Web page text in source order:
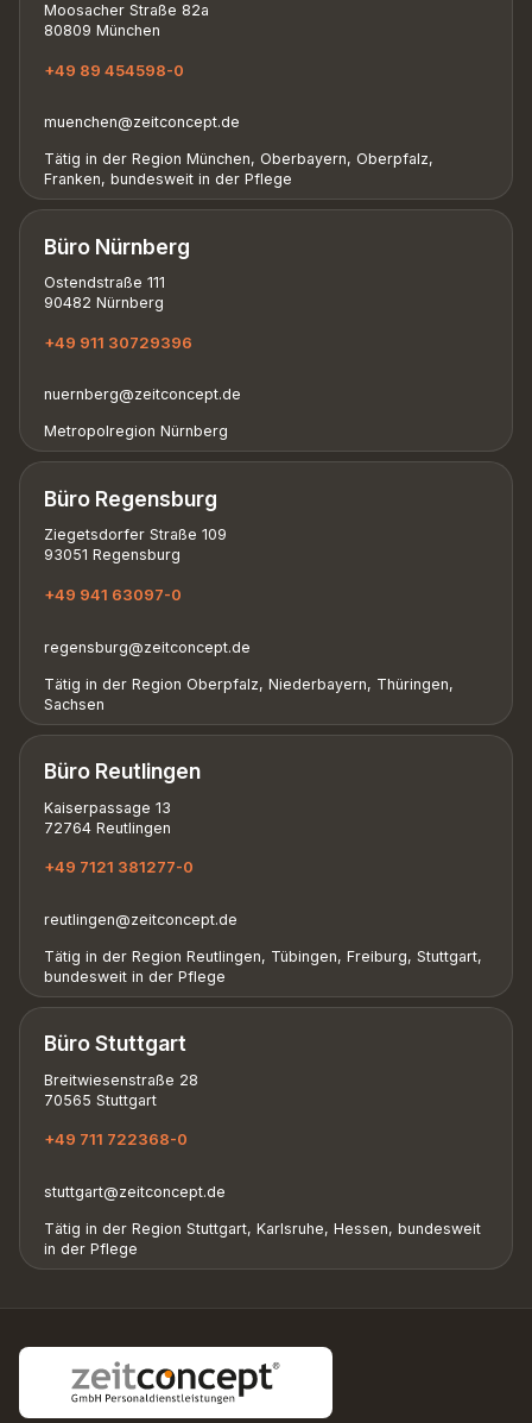
Moosacher Straße 82a
80809 München
+49 89 454598-0
muenchen@zeitconcept.de
Tätig in der Region München, Oberbayern, Oberpfalz,
Franken, bundesweit in der Pflege
Büro Nürnberg
Ostendstraße 111
90482 Nürnberg
+49 911 30729396
nuernberg@zeitconcept.de
Metropolregion Nürnberg
Büro Regensburg
Ziegetsdorfer Straße 109
93051 Regensburg
+49 941 63097-0
regensburg@zeitconcept.de
Tätig in der Region Oberpfalz, Niederbayern, Thüringen,
Sachsen
Büro Reutlingen
Kaiserpassage 13
72764 Reutlingen
+49 7121 381277-0
reutlingen@zeitconcept.de
Tätig in der Region Reutlingen, Tübingen, Freiburg, Stuttgart,
bundesweit in der Pflege
Büro Stuttgart
Breitwiesenstraße 28
70565 Stuttgart
+49 711 722368-0
stuttgart@zeitconcept.de
Tätig in der Region Stuttgart, Karlsruhe, Hessen, bundesweit
in der Pflege